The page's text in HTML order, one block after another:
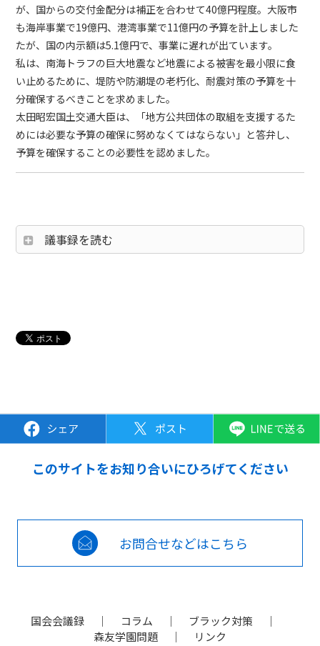
が、国からの交付金配分は補正を合わせて40億円程度。大阪市
も海岸事業で19億円、港湾事業で11億円の予算を計上しました
たが、国の内示額は5.1億円で、事業に遅れが出ています。
私は、南海トラフの巨大地震など地震による被害を最小限に食
い止めるために、堤防や防潮堤の老朽化、耐震対策の予算を十
分確保するべきことを求めました。
太田昭宏国土交通大臣は、「地方公共団体の取組を支援するた
めには必要な予算の確保に努めなくてはならない」と答弁し、
予算を確保することの必要性を認めました。
議事録を読む
このサイトをお知り合いにひろげてください
お問合せなどはこちら
国会会議録 コラム
ブラック対策
森友学園問題
リンク